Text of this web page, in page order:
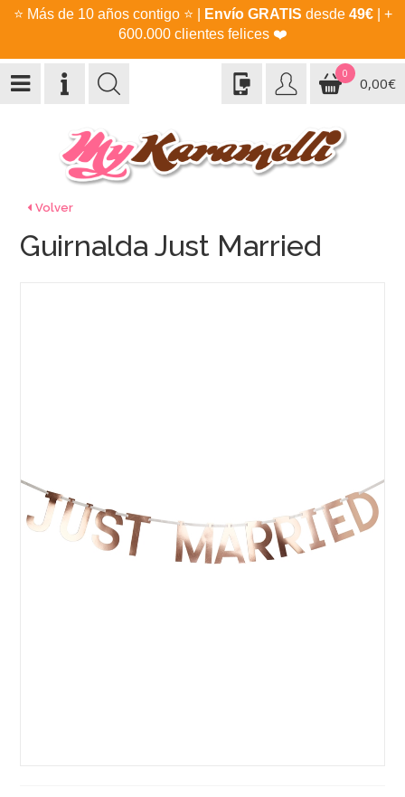
⭐ Más de 10 años contigo ⭐ Envío GRATIS desde 49€| +
600.000 clientes felices ❤️
0
0,00€
Volver
Guirnalda Just Married